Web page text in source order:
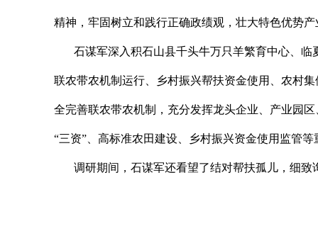
精神，牢固树立和践行正确政绩观，壮大特色优势
石谋军深入积石山县千头牛万只羊繁育中心、临
联农带农机制运行、乡村振兴帮扶资金使用、农村
全完善联农带农机制，充分发挥龙头企业、产业园
“三资”、高标准农田建设、乡村振兴资金使用监管
调研期间，石谋军还看望了结对帮扶孤儿，细致